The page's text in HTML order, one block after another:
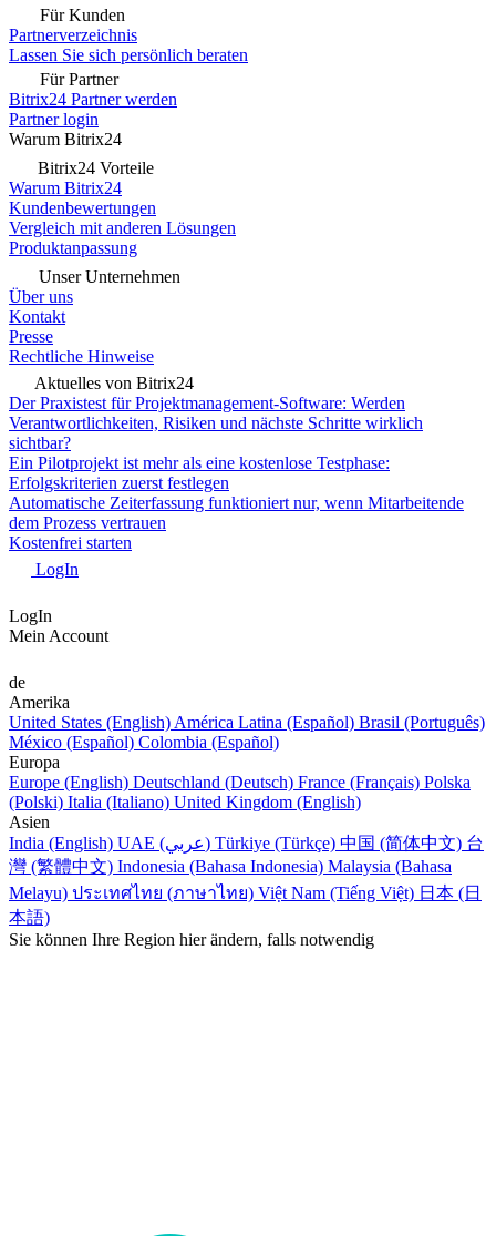
Für Kunden
Partnerverzeichnis
Lassen Sie sich persönlich beraten
Für Partner
Bitrix24 Partner werden
Partner login
Warum Bitrix24
Bitrix24 Vorteile
Warum Bitrix24
Kundenbewertungen
Vergleich mit anderen Lösungen
Produktanpassung
Unser Unternehmen
Über uns
Kontakt
Presse
Rechtliche Hinweise
Aktuelles von Bitrix24
Der Praxistest für Projektmanagement-Software: Werden
Verantwortlichkeiten, Risiken und nächste Schritte wirklich
sichtbar?
Ein Pilotprojekt ist mehr als eine kostenlose Testphase:
Erfolgskriterien zuerst festlegen
Automatische Zeiterfassung funktioniert nur, wenn Mitarbeitende
dem Prozess vertrauen
Kostenfrei starten
LogIn
LogIn
Mein Account
de
Amerika
United States (English) América Latina (Español) Brasil (Português)
México (Español) Colombia (Español)
Europa
Europe (English) Deutschland (Deutsch) France (Français) Polska
(Polski) Italia (Italiano) United Kingdom (English)
Asien
India (English)
UAE (عربي) Türkiye (Türkçe) 中国 (简体中文) 台
灣 (繁體中文) Indonesia (Bahasa Indonesia) Malaysia (Bahasa
Melayu) ประเทศไทย (ภาษาไทย) Việt Nam (Tiếng Việt) 日本 (日
本語)
Sie können Ihre Region hier ändern, falls notwendig